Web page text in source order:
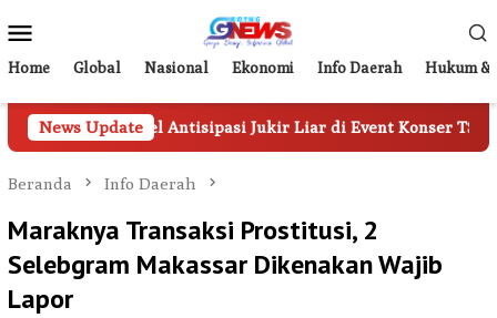
ke
kontenMobile
Home Global Nasional Ekonomi Info Daerah Hukum &
News Update
Antisipasi Jukir Liar di Event Konser TSM
Beranda Info Daerah
Maraknya Transaksi Prostitusi, 2
Selebgram Makassar Dikenakan Wajib
Lapor